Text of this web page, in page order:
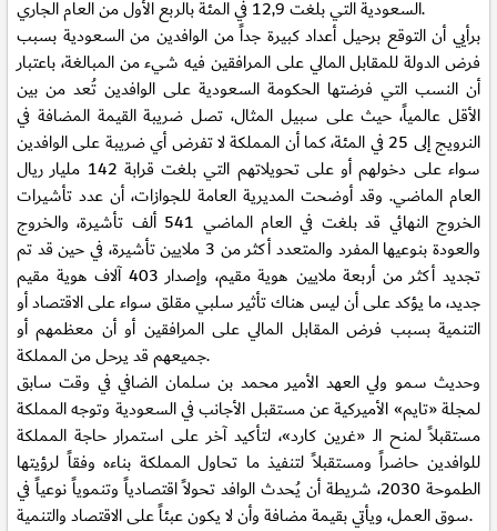
السعودية التي بلغت 12,9 في المئة بالربع الأول من العام الجاري.
برأيي أن التوقع برحيل أعداد كبيرة جداً من الوافدين من السعودية بسبب
فرض الدولة للمقابل المالي على المرافقين فيه شيء من المبالغة، باعتبار
أن النسب التي فرضتها الحكومة السعودية على الوافدين تُعد من بين
الأقل عالمياً، حيث على سبيل المثال، تصل ضريبة القيمة المضافة في
النرويج إلى 25 في المئة، كما أن المملكة لا تفرض أي ضريبة على الوافدين
سواء على دخولهم أو على تحويلاتهم التي بلغت قرابة 142 مليار ريال
العام الماضي. وقد أوضحت المديرية العامة للجوازات، أن عدد تأشيرات
الخروج النهائي قد بلغت في العام الماضي 541 ألف تأشيرة، والخروج
والعودة بنوعيها المفرد والمتعدد أكثر من 3 ملايين تأشيرة، في حين قد تم
تجديد أكثر من أربعة ملايين هوية مقيم، وإصدار 403 آلاف هوية مقيم
جديد، ما يؤكد على أن ليس هناك تأثير سلبي مقلق سواء على الاقتصاد أو
التنمية بسبب فرض المقابل المالي على المرافقين أو أن معظمهم أو
جميعهم قد يرحل من المملكة.
وحديث سمو ولي العهد الأمير محمد بن سلمان الضافي في وقت سابق
لمجلة «تايم» الأميركية عن مستقبل الأجانب في السعودية وتوجه المملكة
مستقبلاً لمنح الـ «غرين كارد»، لتأكيد آخر على استمرار حاجة المملكة
للوافدين حاضراً ومستقبلاً لتنفيذ ما تحاول المملكة بناءه وفقاً لرؤيتها
الطموحة 2030، شريطة أن يُحدث الوافد تحولاً اقتصادياً وتنموياً نوعياً في
سوق العمل، ويأتي بقيمة مضافة وأن لا يكون عبئاً على الاقتصاد والتنمية.